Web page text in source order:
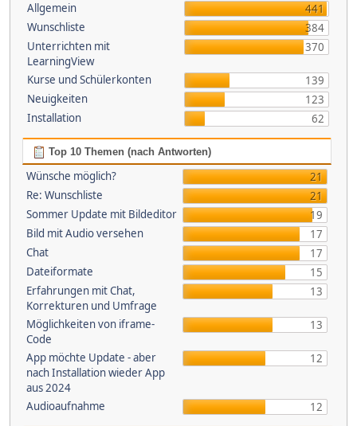
Allgemein
441
Wunschliste
384
Unterrichten mit
LearningView
370
Kurse und Schülerkonten
139
Neuigkeiten
123
Installation
62
Top 10 Themen (nach Antworten)
Wünsche möglich?
21
Re: Wunschliste
21
Sommer Update mit Bildeditor
19
Bild mit Audio versehen
17
Chat
17
Dateiformate
15
Erfahrungen mit Chat,
Korrekturen und Umfrage
13
Möglichkeiten von iframe-
Code
13
App möchte Update - aber
nach Installation wieder App
aus 2024
12
Audioaufnahme 12